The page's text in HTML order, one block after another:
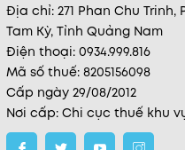
Địa chỉ: 271 Phan Chu
Tam Kỳ, Tỉnh Quảng Nam
Điện thoại: 0934.999.816
Mã số thuế: 8205156098
Cấp ngày 29/08/2012
Nơi cấp: Chi cục thuế khu